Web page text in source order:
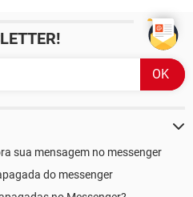
sua mensagem no messenger
do messenger